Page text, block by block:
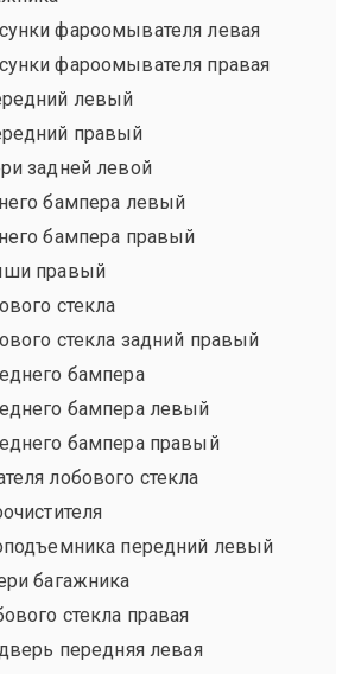
фароомывателя левая
фароомывателя правая
левый
правый
задней левой
бампера левый
бампера правый
правый
стекла
стекла задний правый
бампера
бампера левый
бампера правый
лобового стекла
передний левый
багажника
стекла правая
передняя левая